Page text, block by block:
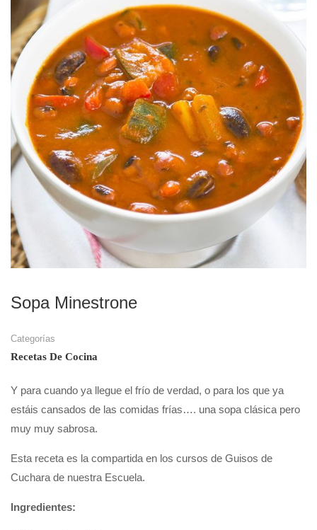
Sopa Minestrone
Categorías
Recetas De Cocina
Y para cuando ya llegue el frío de verdad, o para los que ya
estáis cansados de las comidas frías…. una sopa clásica pero
muy muy sabrosa.
Esta receta es la compartida en los cursos de Guisos de
Cuchara de nuestra Escuela.
Ingredientes: